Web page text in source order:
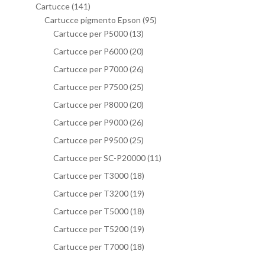
Cartucce(141)
Cartucce pigmento Epson (95)
Cartucce per P5000(13)
Cartucce per P6000(20)
Cartucce per P7000(26)
Cartucce per P7500(25)
Cartucce per P8000(20)
Cartucce per P9000(26)
Cartucce per P9500(25)
Cartucce per SC-P20000(11)
Cartucce per T3000(18)
Cartucce per T3200(19)
Cartucce per T5000(18)
Cartucce per T5200(19)
Cartucce per T7000(18)